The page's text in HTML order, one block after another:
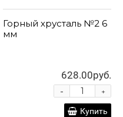
Горный хрусталь №2 6
мм
628.00руб.
+
-
Купить